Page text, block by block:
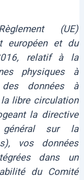
(UE)
européen et du
relatif à la
physiques à
des données à
libre circulation
la directive
général sur la
vos données
dans un
du Comité